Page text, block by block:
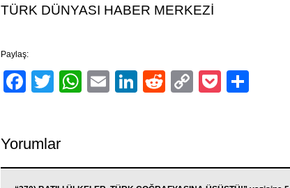
TÜRK DÜNYASI HABER MERKEZİ
Paylaş:
Facebook
TwitterWhatsApp
EmailLinkedIn
RedditCopyPocket
Yorumlar